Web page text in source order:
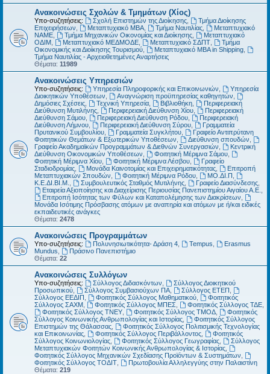
Ανακοινώσεις Σχολών & Τμημάτων (Χίος)
Υπο-συζητήσεις: Σχολή Επιστημών της Διοίκησης,
Τμήμα Διοίκησης
Επιχειρήσεων
Μεταπτυχιακό MBA, Τμήμα Ναυτιλίας,
Μεταπτυχιακό
ΝΑΜΕ
Τμήμα Μηχανικών Οικονομίας και Διοίκησης,
Μεταπτυχιακό
ΟΔΙΜ
Μεταπτυχιακό ΜΕΔΜΟΔΕ, Μεταπτυχιακό ΣΔΠΤ,
Τμήμα
Οικονομικής και Διοίκησης Τουρισμού
Μεταπτυχιακό MBA in Shipping,
Τμήμα Ναυτιλίας - Αρχειοθετημένες Αναρτήσεις
Θέματα: 11989
Ανακοινώσεις Υπηρεσιών
Υπο-συζητήσεις: Υπηρεσία Πληροφορικής και Επικοινωνιών
Υπηρεσία
Διοικητικών Υποθέσεων
Αναγνώριση προϋπηρεσίας καθηγητών
Δημόσιες Σχέσεις
Τεχνική Υπηρεσία, Βιβλιοθήκη,
Περιφερειακή
Διεύθυνση Μυτιλήνης
Περιφερειακή Διεύθυνση Χίου,
Περιφερειακή
Διεύθυνση Σάμου
Περιφερειακή Διεύθυνση Ρόδου,
Περιφερειακή
Διεύθυνση Λήμνου
Περιφερειακή Διεύθυνση Σύρου,
Γραμματεία
Πρυτανικού Συμβουλίου
Γραμματεία Συγκλήτου,
Γραφείο Αντιπρύτανη
Φοιτητικών Θεμάτων & Εξωτερικών Υποθέσεων
Διεύθυνση σπουδών
Γραφείο Ακαδημαϊκών Προγραμμάτων & Διεθνών Συνεργασιών
Κεντρική
Διεύθυνση Οικονομικών Υποθέσεων
Φοιτητική Μέριμνα Σάμου,
Φοιτητική Μέριμνα Χίου
Φοιτητική Μέριμνα Λέσβου,
Γραφείο
Σταδιοδρομίας
Μονάδα Καινοτομίας και Επιχειρηματικότητας,
Επιτροπή
Μεταπτυχιακών Σπουδών
Φοιτητική Μέριμνα Ρόδου, ΜΟ.ΔΙ.Π
Κ.Ε.ΔΙ.ΒΙ.Μ.
Συμβουλευτικός Σταθμός Μυτιλήνης, Γραφείο Διασύνδεσης,
Εταιρεία Αξιοποίησης και Διαχείρισης Περιουσίας Πανεπιστημίου Αιγαίου Α.Ε.
Επιτροπή Ισότητας των Φύλων και Καταπολέμησης των Διακρίσεων
Μονάδα Ισότιμης Πρόσβασης ατόμων με αναπηρία και ατόμων με ή/και ειδικές
εκπαιδευτικές ανάγκες
Θέματα: 2478
Ανακοινώσεις Προγραμμάτων
Υπο-συζητήσεις: Πολυνησιωτικότητα- Δράση 4, Tempus
Erasmus
Mundus
Πράσινο Πανεπιστήμιο
Θέματα: 22
Ανακοινώσεις Συλλόγων
Υπο-συζητήσεις: Σύλλογος Διδασκόντων
Σύλλογος Διοικητικού
Προσωπικού
Σύλλογος Συμβασιούχων ΠΑ, Σύλλογος ΕΤΕΠ
Σύλλογος ΕΕΔΙΠ
Φοιτητικός Σύλλογος Μαθηματικού,
Φοιτητικός
Σύλλογος ΣΑΧΜ
Φοιτητικός Σύλλογος ΜΠΕΣ Φοιτητικός Σύλλογος ΤΔΕ,
Φοιτητικός Σύλλογος ΤΝΕΥ, Φοιτητικός Σύλλογος ΤΜΟΔ,
Φοιτητικός
Σύλλογος Κοινωνικής Ανθρωπολογίας και Ιστορίας
Φοιτητικός Σύλλογος
Επιστημών της Θάλασσας
Φοιτητικός Σύλλογος Πολιτισμικής Τεχνολογίας
και Επικοινωνίας
Φοιτητικός Σύλλογος Περιβάλλοντος,
Φοιτητικός
Σύλλογος Κοινωνιολογίας
Φοιτητικός Σύλλογος Γεωγραφίας,
Σύλλογος
Μεταπτυχιακών Φοιτητών Κοινωνικής Ανθρωπολογίας & Ιστορίας
Φοιτητικός Σύλλογος Μηχανικών Σχεδίασης Προϊόντων & Συστημάτων
Φοιτητικός Σύλλογος ΤΟΔΙΤ
Πρωτοβουλία Αλληλεγγύης στην Παλαιστίνη
Θέματα: 219